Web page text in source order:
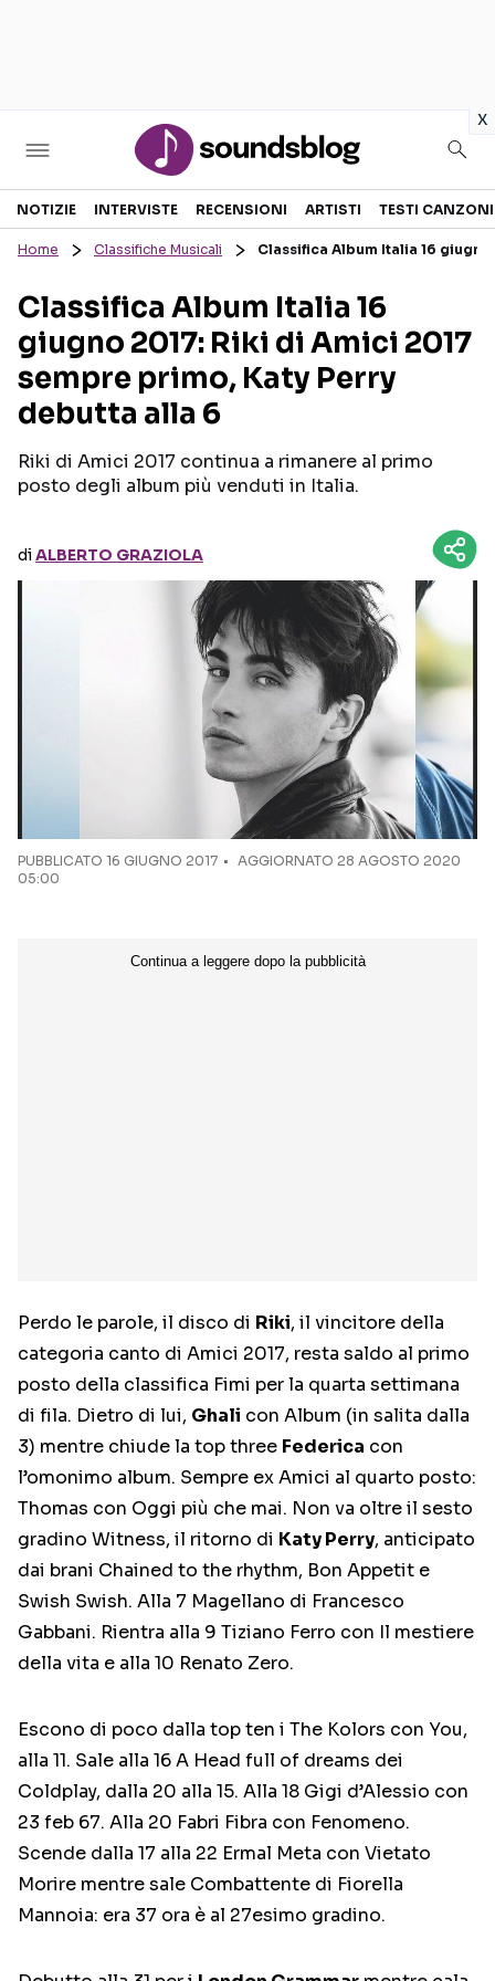
x
Sezioni
RECENSIONI MUSICALI
INTERVISTE
GOSSIP E CURIOSITÀ
TESTI CANZONI
TOUR ED EVENTI
TALENT SHOW
Seguici sui social
NOTIZIE INTERVISTE RECENSIONI ARTISTI TESTI CANZONI
Home Classifiche Musicali Classifica Album Italia 16
Classifica Album Italia 16
giugno 2017: Riki di Amici 2017
sempre primo, Katy Perry
debutta alla 6
Riki di Amici 2017 continua a rimanere al primo
posto degli album più venduti in Italia.
diALBERTO GRAZIOLA
PUBBLICATO 16 GIUGNO 2017
AGGIORNATO 28 AGOSTO 2020
05:00
Perdo le parole, il disco di Riki, il vincitore della
categoria canto di Amici 2017, resta saldo al primo
posto della classifica Fimi per la quarta settimana
di fila. Dietro di lui, Ghali con Album (in salita dalla
3) mentre chiude la top three Federica con
l’omonimo album. Sempre ex Amici al quarto posto:
Thomas con Oggi più che mai. Non va oltre il sesto
gradino Witness, il ritorno di Katy Perry, anticipato
dai brani Chained to the rhythm, Bon Appetit e
Swish Swish. Alla 7 Magellano di Francesco
Gabbani. Rientra alla 9 Tiziano Ferro con Il mestiere
della vita e alla 10 Renato Zero.
Escono di poco dalla top ten i The Kolors con You,
alla 11. Sale alla 16 A Head full of dreams dei
Coldplay, dalla 20 alla 15. Alla 18 Gigi d’Alessio con
23 feb 67. Alla 20 Fabri Fibra con Fenomeno.
Scende dalla 17 alla 22 Ermal Meta con Vietato
Morire mentre sale Combattente di Fiorella
Mannoia: era 37 ora è al 27esimo gradino.